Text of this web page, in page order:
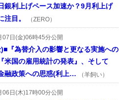
銀利上げペース加速か？9月利上げ
注目。
（ZERO）
07日(金)06時45分公開
『為替介入の影響と更なる実施への
米国の雇用統計の発表』、そして
融政策への思惑(利上…
（羊飼い）
06日(木)17時00分公開